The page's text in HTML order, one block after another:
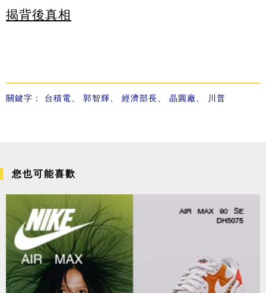
揭背後真相
關鍵字： 台積電 郭智輝 經濟部長 晶圓廠 川普
您也可能喜歡